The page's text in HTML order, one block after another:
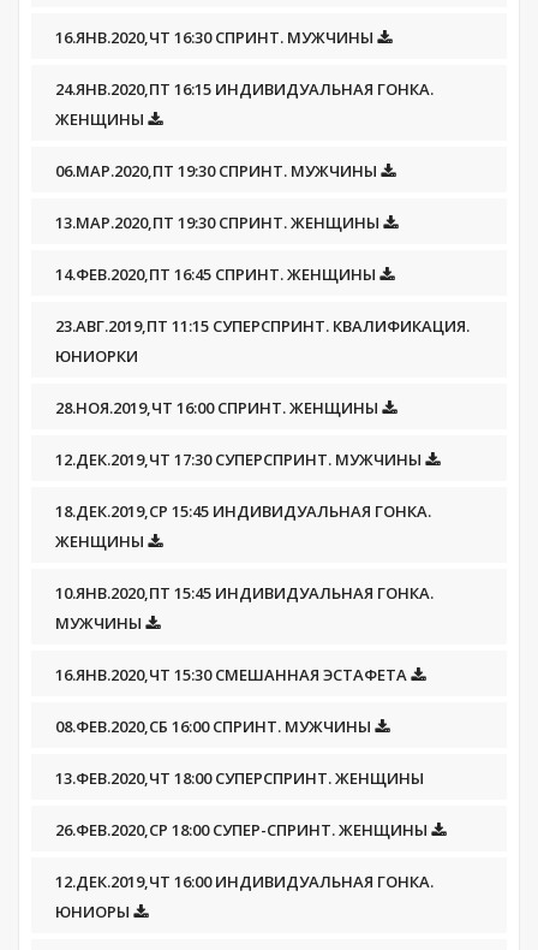
16.ЯНВ.2020,ЧТ 16:30 СПРИНТ. МУЖЧИНЫ
24.ЯНВ.2020,ПТ 16:15 ИНДИВИДУАЛЬНАЯ ГОНКА.
ЖЕНЩИНЫ
06.МАР.2020,ПТ 19:30 СПРИНТ. МУЖЧИНЫ
13.МАР.2020,ПТ 19:30 СПРИНТ. ЖЕНЩИНЫ
14.ФЕВ.2020,ПТ 16:45 СПРИНТ. ЖЕНЩИНЫ
23.АВГ.2019,ПТ 11:15 СУПЕРСПРИНТ. КВАЛИФИКАЦИЯ.
ЮНИОРКИ
28.НОЯ.2019,ЧТ 16:00 СПРИНТ. ЖЕНЩИНЫ
12.ДЕК.2019,ЧТ 17:30 СУПЕРСПРИНТ. МУЖЧИНЫ
18.ДЕК.2019,СР 15:45 ИНДИВИДУАЛЬНАЯ ГОНКА.
ЖЕНЩИНЫ
10.ЯНВ.2020,ПТ 15:45 ИНДИВИДУАЛЬНАЯ ГОНКА.
МУЖЧИНЫ
16.ЯНВ.2020,ЧТ 15:30 СМЕШАННАЯ ЭСТАФЕТА
08.ФЕВ.2020,СБ 16:00 СПРИНТ. МУЖЧИНЫ
13.ФЕВ.2020,ЧТ 18:00 СУПЕРСПРИНТ. ЖЕНЩИНЫ
26.ФЕВ.2020,СР 18:00 СУПЕР-СПРИНТ. ЖЕНЩИНЫ
12.ДЕК.2019,ЧТ 16:00 ИНДИВИДУАЛЬНАЯ ГОНКА.
ЮНИОРЫ